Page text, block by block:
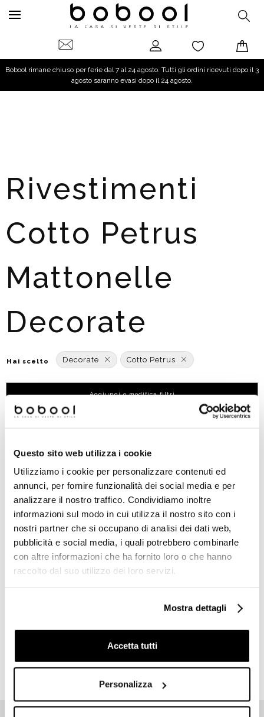
Questo sito web utilizza i cookie
Utilizziamo i cookie per personalizzare contenuti ed
annunci, per fornire funzionalità dei social media e per
analizzare il nostro traffico. Condividiamo inoltre
informazioni sul modo in cui utilizza il nostro sito con i
nostri partner che si occupano di analisi dei dati web,
pubblicità e social media, i quali potrebbero combinarle
con altre informazioni che ha fornito loro o che hanno
raccolto dal suo utilizzo dei loro servizi.
Mostra dettagli
Accetta tutti
Personalizza
Bobool rimane chiuso per ferie dal 7 al 24 agosto. Tutti gli ordini ricevuti dopo il 3
agosto saranno evasi dopo il 24 agosto.
Rivestimenti
Cotto Petrus
Mattonelle
Decorate
Hai scelto Decorate Cotto Petrus
Aggiungi o modifica filtri
Ordinato per:POPOLARITÀ
Nuovo arrivo
carta da parati decoro
Relax 60x120 - Cotto